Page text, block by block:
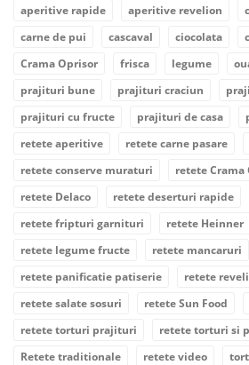
aperitive rapide
aperitive revelion
carne de pui
cascaval ciocolata
Crama Oprisor
frisca legume
prajituri bune
prajituri craciun
prajituri cu fructe
prajituri de casa
retete aperitive
retete carne pasare
retete conserve muraturi
retete Crama
retete Delaco
retete deserturi rapide
retete fripturi garnituri
retete Heinner
retete legume fructe
retete mancaruri
retete panificatie patiserie
retete
retete salate sosuri
retete Sun Food
retete torturi prajituri
retete torturi si
Retete traditionale
retete video tort